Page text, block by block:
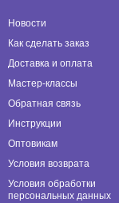
Новости
Как сделать заказ
Доставка и оплата
Мастер-классы
Обратная связь
Инструкции
Оптовикам
Условия возврата
Условия обработки
персональных данных